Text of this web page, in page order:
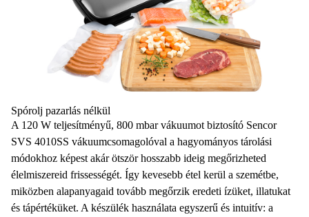
Spórolj pazarlás nélkül
A 120 W teljesítményű, 800 mbar vákuumot biztosító Sencor
SVS 4010SS vákuumcsomagolóval a hagyományos tárolási
módokhoz képest akár ötször hosszabb ideig megőrizheted
élelmiszereid frissességét. Így kevesebb étel kerül a szemétbe,
miközben alapanyagaid tovább megőrzik eredeti ízüket, illatukat
és tápértéküket. A készülék használata egyszerű és intuitív: a